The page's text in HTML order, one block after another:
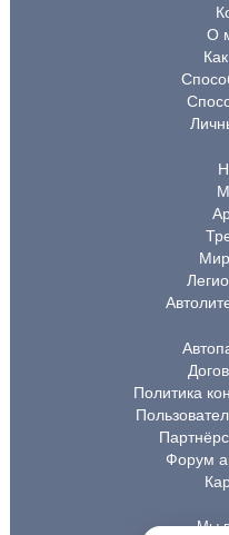
О
Мир
Политика
Форум
Мы в